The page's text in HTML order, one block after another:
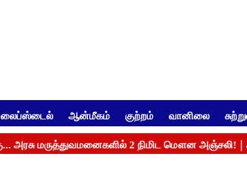
லைப்ஸ்டைல் ஆன்மீகம் குற்றம் வானிலை